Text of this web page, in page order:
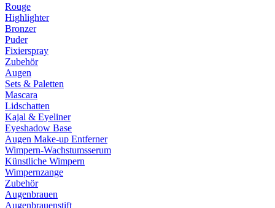
Rouge
Highlighter
Bronzer
Puder
Fixierspray
Zubehör
Augen
Sets & Paletten
Mascara
Lidschatten
Kajal & Eyeliner
Eyeshadow Base
Augen Make-up Entferner
Wimpern-Wachstumsserum
Künstliche Wimpern
Wimpernzange
Zubehör
Augenbrauen
Augenbrauenstift